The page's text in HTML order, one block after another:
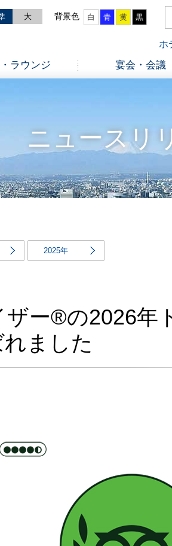
大 白 青 黄 黒
ホ
ラウンジ 宴会・会議
ニュースリ
2025年
ザー®の2026年
ました